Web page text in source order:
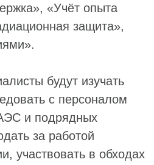
«Учёт опыта
защита»,
будут изучать
с персоналом
и подрядных
за работой
участвовать в обходах